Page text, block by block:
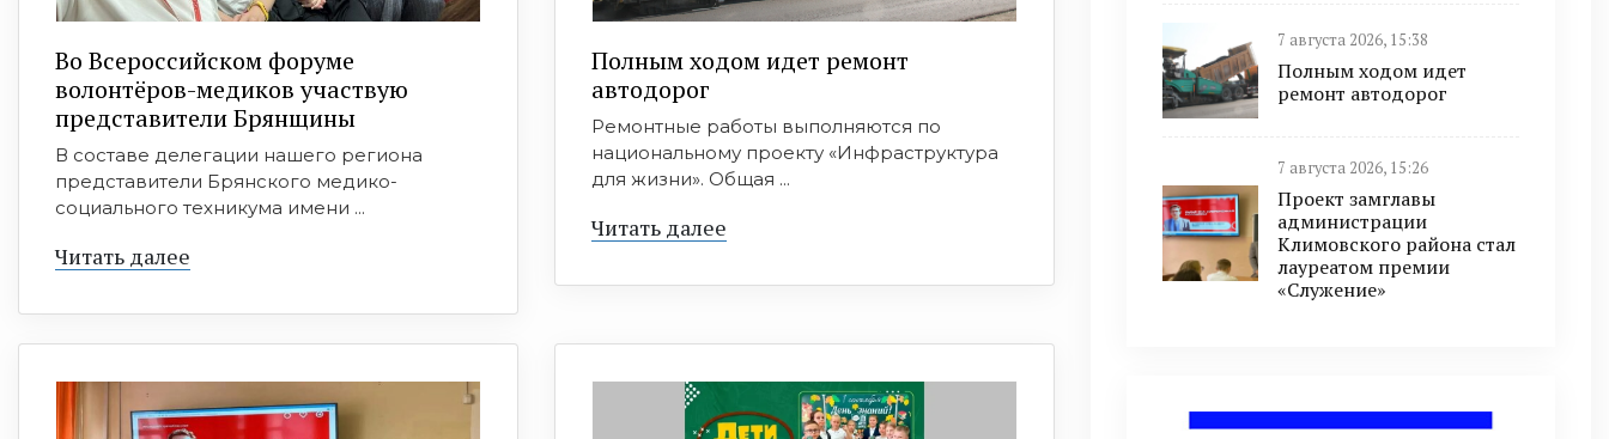
Во Всероссийском форуме
волонтёров-медиков участвую
представители Брянщины
В составе делегации нашего региона
представители Брянского медико-
социального техникума имени ...
Читать далее
Полным ходом идет ремонт
автодорог
Ремонтные работы выполняются по
национальному проекту «Инфраструктура
для жизни». Общая ...
Читать далее
7 августа 2026, 15:38
Полным ходом идет
ремонт автодорог
7 августа 2026, 15:26
Проект замглавы
администрации
Климовского района стал
лауреатом премии
«Служение»